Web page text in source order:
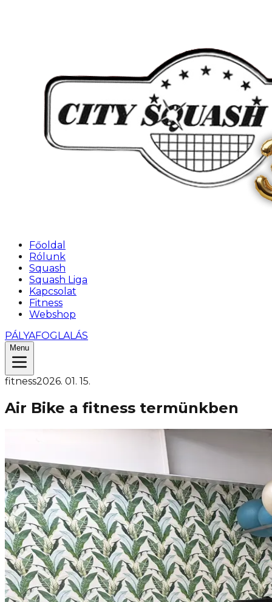
Főoldal
Rólunk
Squash
Squash Liga
Kapcsolat
Fitness
Webshop
PÁLYAFOGLALÁS
Menu
fitness2026. 01. 15.
Air Bike a fitness termünkben